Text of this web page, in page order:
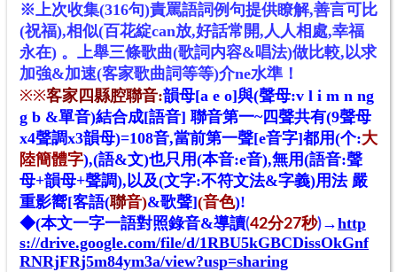
※上次收集(316句)責罵語詞例句提供瞭解,善言可比
(祝福),相似(百花綻can放,好話常 開,人人相處,幸福
永在) 。 上舉三條歌曲(歌詞内容&唱法)做比較,以求
加強&加速(客家歌曲詞等等)介ne水準！
※※客家四縣腔聯音:韻母[a e o]與(聲母:v l i m n ng
g b &單音)結合成[語音] 聯音第一~四聲共有(9聲母
x4聲調x3韻母)=108音,當前第一聲[e音字]都用(个:大
陸簡體字),(語&文)也只用(本音:e音),無用(語音:聲
母+韻母+聲調),以及(文字:不符文法&字義)用法 嚴
重影嚮[客語(聯音)&歌聲](音色)!
◆(本文一字一語對照錄音&導讀(42分27秒)→http
s://drive.google.com/file/d/1RBU5kGBCDissOkGnf
RNRjFRj5m84ym3a/view?usp=sharing